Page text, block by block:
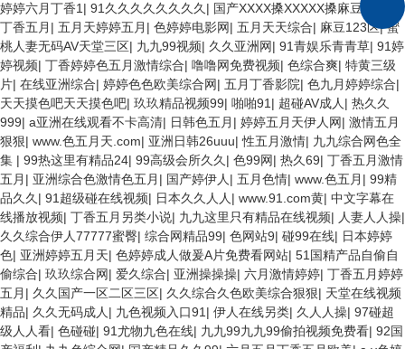
婷婷六月丁香1 | 91久久久久久久久久 | 国产XXXX搡XXXXX搡麻豆
丁香五月 | 五月天婷婷五月 | 色婷婷电影网| 五月天天综合| 麻豆123区|蜜
桃人妻无码AV天堂三区| 九九99视频| 久久亚洲网| 91青娱乐青青草| 91婷
婷视频| 丁香婷婷色五月激情综合| 噜噜网免费视频| 色综合爽| 特黄三级
片| 在线亚洲综合| 婷婷色色欧美综合网| 五月丁香影院| 色九月婷婷综合|
天天摸色吧天天摸色吧| 玖玖精品视频99| 啪啪91 | 超碰AV成人 | 热久久
999| a亚洲在线观看不卡高清| 日韩色五月 | 婷婷五月天伊人网| 激情五月
狠狠| www.色五月天.com| 亚洲日韩26uuu|性五月激情| 九九综合网色全
集 | 99热这里有精品24| 99高级会所久久 | 色99网| 热久69| 丁香五月激情
五月 | 亚洲综合色激情色五月 | 国产婷伊人 | 五月色情| www.色五月 | 99精
品久久 | 91超级碰在线视频| 日本久久人人 | www.91.com黄| 中文字幕在
线播放视频| 丁香五月另类小说| 九九这里只有精品在线视频| 人妻人人操|
久久综合伊人77777蜜臀| 综合网精品99| 色网站9| 碰99在线| 日本婷婷
色| 亚洲婷婷五月天| 色婷婷成人做爰A片免费看网站| 51国精产品自偷自
偷综合| 玖玖综合网| 爱久综合| 亚洲操操操| 六月激情婷婷| 丁香五月婷婷
五月 | 久久国产一区二区三区| 久久综合久色欧美综合狠狠| 天堂在线视频
精品| 久久无码成人 | 九色视频入口91 | 伊人在线另类| 久人人操| 97碰超
级人人看| 色碰碰| 91尤物九色在线| 九九99九九99偷拍视频免费看| 92国